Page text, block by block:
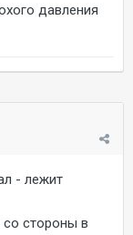
давления
- лежит
со стороны в